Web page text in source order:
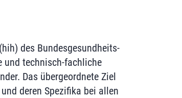
des Bundesgesund­heits­
und technisch-fachliche
Das übergeordnete Ziel
deren Spezifika bei allen